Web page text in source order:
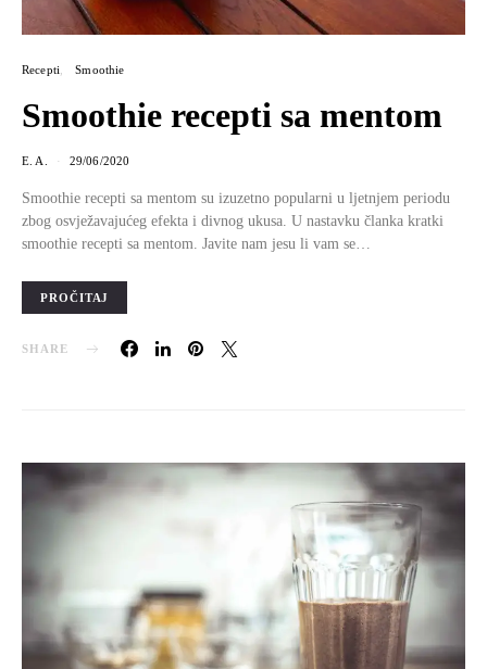
Recepti Smoothie
Smoothie recepti sa mentom
E. A. 29/06/2020
Smoothie recepti sa mentom su izuzetno popularni u ljetnjem periodu
zbog osvježavajućeg efekta i divnog ukusa. U nastavku članka kratki
smoothie recepti sa mentom. Javite nam jesu li vam se…
PROČITAJ
SHARE